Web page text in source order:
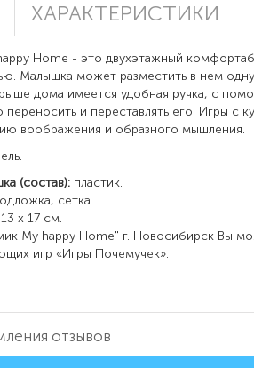
ХАРАКТЕРИСТИКИ
Home - это двухэтажный
Малышка может разместить в нем
дома имеется удобная ручка, с
и переставлять его. Игры с
воображения и образного мышления.
(состав): пластик.
сетка.
х 17 см.
My happy Home" г. Новосибирск Вы
игр «Игры Почемучек».
отзывов